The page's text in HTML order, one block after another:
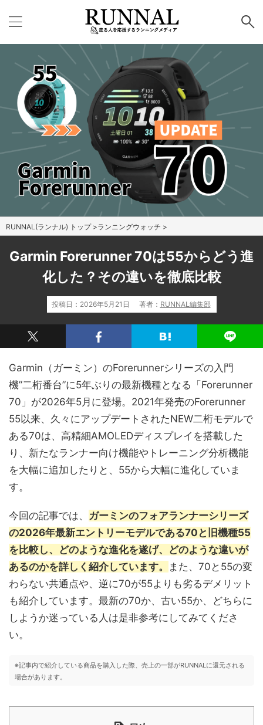
RUNNAL(ランナル) トップ >ランニングウォッチ >
Garmin Forerunner 70は55からどう進
化した？その違いを徹底比較
投稿日： 2026年5月21日 著者： RUNNAL編集部
Garmin（ガーミン）のForerunnerシリーズの入門
機”二桁番台”に5年ぶりの最新機種となる「Forerunner
70」が2026年5月に登場。2021年発売のForerunner
55以来、久々にアップデートされたNEW二桁モデルで
ある70は、高精細AMOLEDディスプレイを搭載した
り、新たなランナー向け機能やトレーニング分析機能
を大幅に追加したりと、55から大幅に進化していま
す。
今回の記事では、 ガーミンのフォアランナーシリーズ
の2026年最新エントリーモデルである70と旧機種55
を比較し、どのような進化を遂げ、どのような違いが
あるのかを詳しく紹介しています。
また、70と55の変
わらない共通点や、逆に70が55よりも劣るデメリット
も紹介しています。最新の70か、古い55か、どちらに
しようか迷っている人は是非参考にしてみてくださ
い。
※記事内で紹介している商品を購入した際、売上の一部がRUNNALに還元される
場合があります。